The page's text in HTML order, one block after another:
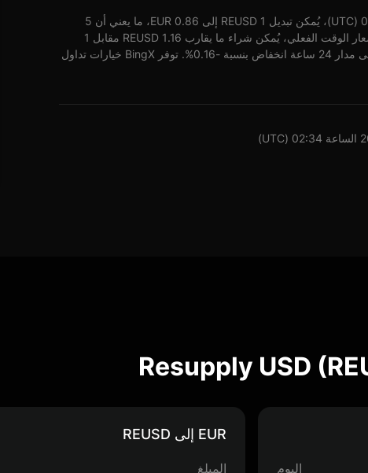
اعتباراً من 08-08-2026، الساعة 02:34 (UTC)، يُمكن تبديل 1 REUSD إلى 0.86 EUR، ما يعني أن 5
REUSD تساوي حوالي 4.30 EUR. وبأسعار الوقت الفعلي، يُمكن شراء ما يقارب 1.16 REUSD مقابل 1
EUR. شهد سعر REUSD مقابل EUR على مدار 24 ساعة انخفاض بنسبة -0.16%. توفر BingX خيارات تداول
اليوم
EUR إلى REUSD
المبلغ